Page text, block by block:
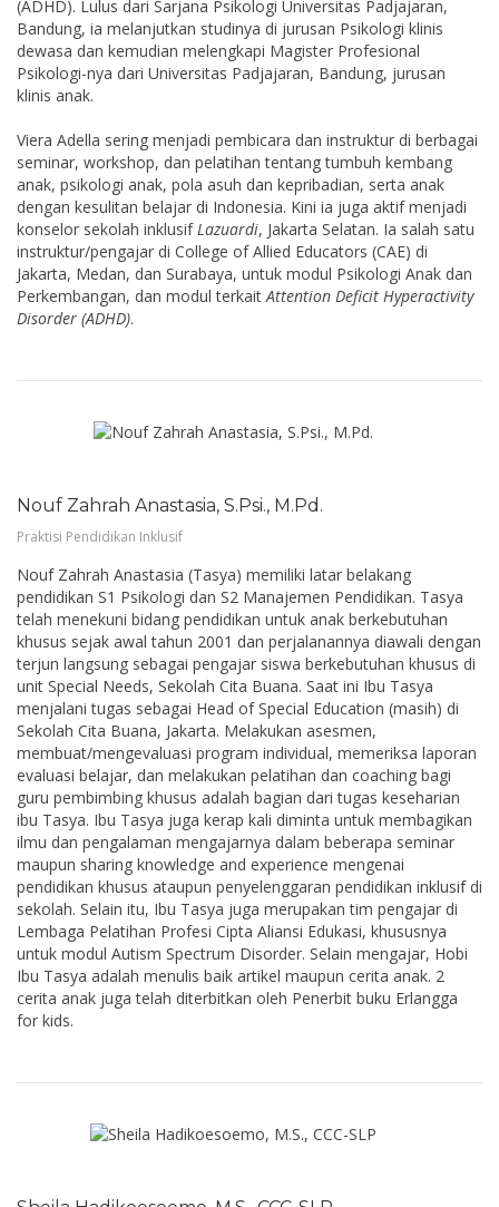
(ADHD). Lulus dari Sarjana Psikologi Universitas Padjajaran,
Bandung, ia melanjutkan studinya di jurusan Psikologi klinis
dewasa dan kemudian melengkapi Magister Profesional
Psikologi-nya dari Universitas Padjajaran, Bandung, jurusan
klinis anak.
Viera Adella sering menjadi pembicara dan instruktur di berbagai
seminar, workshop, dan pelatihan tentang tumbuh kembang
anak, psikologi anak, pola asuh dan kepribadian, serta anak
dengan kesulitan belajar di Indonesia. Kini ia juga aktif menjadi
konselor sekolah inklusifLazuardi, Jakarta Selatan. Ia salah satu
instruktur/pengajar di College of Allied Educators (CAE) di
Jakarta, Medan, dan Surabaya, untuk modul Psikologi Anak dan
Perkembangan, dan modul terkaitAttention Deficit Hyperactivity
Disorder (ADHD).
Nouf Zahrah Anastasia, S.Psi., M.Pd.
Praktisi Pendidikan Inklusif
Nouf Zahrah Anastasia (Tasya) memiliki latar belakang
pendidikan S1 Psikologi dan S2 Manajemen Pendidikan. Tasya
telah menekuni bidang pendidikan untuk anak berkebutuhan
khusus sejak awal tahun 2001 dan perjalanannya diawali dengan
terjun langsung sebagai pengajar siswa berkebutuhan khusus di
unit Special Needs, Sekolah Cita Buana. Saat ini Ibu Tasya
menjalani tugas sebagai Head of Special Education (masih) di
Sekolah Cita Buana, Jakarta. Melakukan asesmen,
membuat/mengevaluasi program individual, memeriksa laporan
evaluasi belajar, dan melakukan pelatihan dan coaching bagi
guru pembimbing khusus adalah bagian dari tugas keseharian
ibu Tasya. Ibu Tasya juga kerap kali diminta untuk membagikan
ilmu dan pengalaman mengajarnya dalam beberapa seminar
maupun sharing knowledge and experience mengenai
pendidikan khusus ataupun penyelenggaran pendidikan inklusif di
sekolah. Selain itu, Ibu Tasya juga merupakan tim pengajar di
Lembaga Pelatihan Profesi Cipta Aliansi Edukasi, khususnya
untuk modul Autism Spectrum Disorder. Selain mengajar, Hobi
Ibu Tasya adalah menulis baik artikel maupun cerita anak. 2
cerita anak juga telah diterbitkan oleh Penerbit buku Erlangga
for kids.